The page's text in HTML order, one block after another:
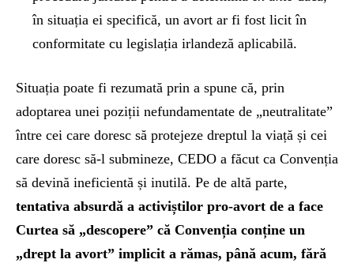
în situația ei specifică, un avort ar fi fost licit în
conformitate cu legislația irlandeză aplicabilă.
Situația poate fi rezumată prin a spune că, prin
adoptarea unei poziții nefundamentate de „neutralitate”
între cei care doresc să protejeze dreptul la viață și cei
care doresc să-l submineze, CEDO a făcut ca Convenția
să devină ineficientă și inutilă. Pe de altă parte,
tentativa absurdă a activiștilor pro-avort de a face
Curtea să „descopere” că Convenția conține un
„drept la avort” implicit a rămas, până acum, fără